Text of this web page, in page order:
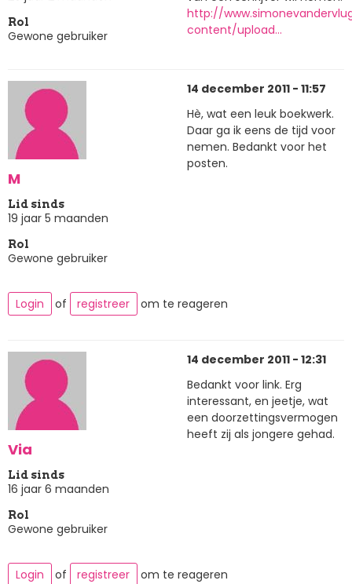
Rol
Gewone gebruiker
http://
content/upload…
M
Lid sinds
19 jaar 5 maanden
Rol
Gewone gebruiker
14 december 2011 - 11:57
Hè, wat een leuk boekwerk.
Daar ga ik eens de tijd voor
nemen. Bedankt voor het
posten.
Login of registreer om te reageren
Via
Lid sinds
16 jaar 6 maanden
Rol
Gewone gebruiker
14 december 2011 - 12:31
Bedankt voor link. Erg
interessant, en jeetje, wat
een doorzettingsvermogen
heeft zij als jongere gehad.
Login of registreer om te reageren